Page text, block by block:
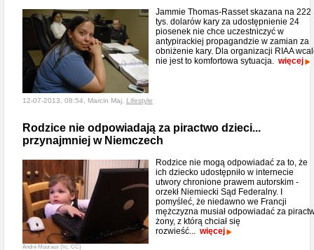
Jammie Thomas-Rasset skazana na 222
tys. dolarów kary za udostępnienie 24
piosenek nie chce uczestniczyć w
antypirackiej propagandzie w zamian za
obniżenie kary. Dla organizacji RIAA
nie jest to komfortowa sytuacja. więcej
12-07-2013, 08:54, Marcin Maj, Lifestyle
Rodzice nie odpowiadają za piractwo dzieci...
przynajmniej w Niemczech
André Mouraux (lic. CC)
Rodzice nie mogą odpowiadać za to, że
ich dziecko udostępniło w internecie
utwory chronione prawem autorskim -
orzekł Niemiecki Sąd Federalny. I
pomyśleć, że niedawno we Francji
mężczyzna musiał odpowiadać za
żony, z którą chciał się
rozwieść... więcej